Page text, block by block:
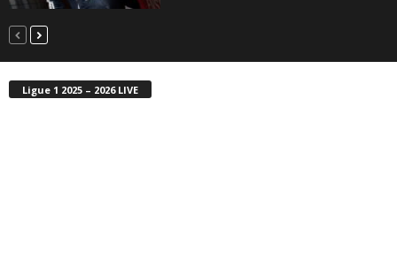
Ligue 1 2025 – 2026 LIVE